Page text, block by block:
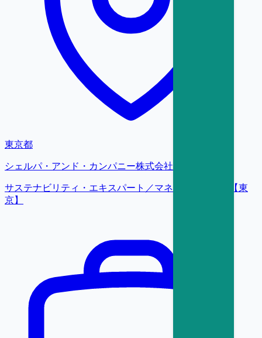
東京都
シェルパ・アンド・カンパニー株式会社
サステナビリティ・エキスパート／マネージャー候補【東
京】